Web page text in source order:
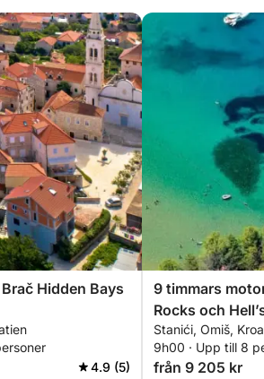
Hidden Bays
4.9 (5)
9 timmars
Rocks och
Stanići, Omiš,
9h00 · Upp till 8
från 9 205 kr